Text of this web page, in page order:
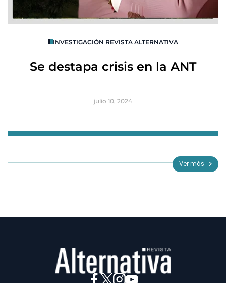
INVESTIGACIÓN REVISTA ALTERNATIVA
Se destapa crisis en la ANT
julio 10, 2024
3
Ver más